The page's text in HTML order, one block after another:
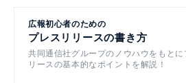
広報初心者のための
プレスリリースの書き方
共同通信社グループのノウハウをもとに
リースの基本的なポイントを解説！